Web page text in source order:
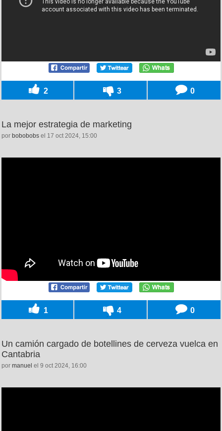
2 3 0
La mejor estrategia de marketing
por bobobobs el 17 oct 2024, 15:00
1 4 0
Un camión cargado de botellines de cerveza vuelca en
Cantabria
por manuel el 9 oct 2024, 16:00